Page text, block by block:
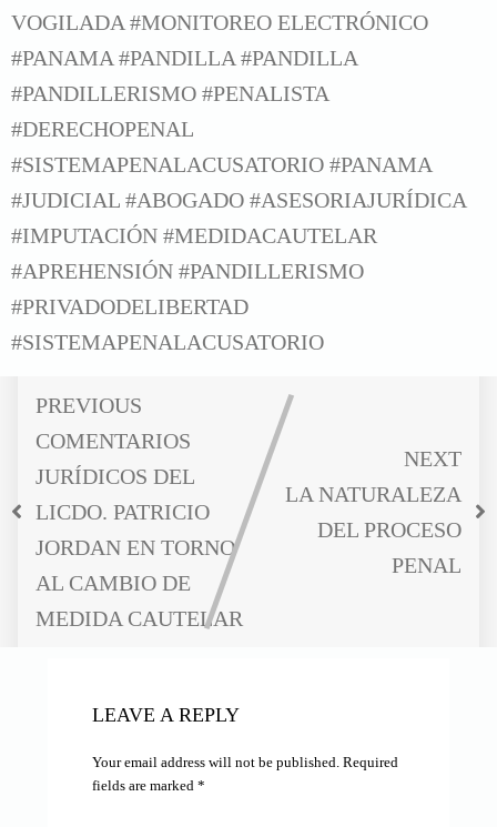
VOGILADA #MONITOREO ELECTRÓNICO
#PANAMA #PANDILLA #PANDILLA
#PANDILLERISMO #PENALISTA
#DERECHOPENAL
#SISTEMAPENALACUSATORIO #PANAMA
#JUDICIAL #ABOGADO #ASESORIAJURÍDICA
#IMPUTACIÓN #MEDIDACAUTELAR
#APREHENSIÓN #PANDILLERISMO
#PRIVADODELIBERTAD
#SISTEMAPENALACUSATORIO
PREVIOUS
COMENTARIOS
JURÍDICOS DEL
LICDO. PATRICIO
JORDAN EN TORNO
AL CAMBIO DE
MEDIDA CAUTELAR
NEXT
LA NATURALEZA
DEL PROCESO
PENAL
LEAVE A REPLY
Your email address will not be published. Required
fields are marked *